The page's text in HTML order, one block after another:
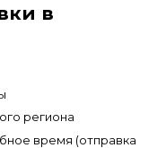
в
региона
время (отправка